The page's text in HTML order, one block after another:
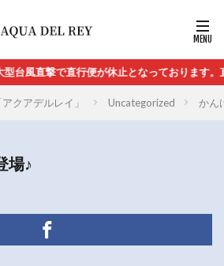
台風直撃で直行便が休止となっております。
クアデルレイ」 Uncategorized かん
場♪